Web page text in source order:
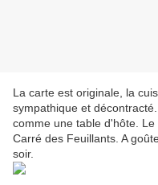
La carte est originale, la
sympathique et
comme une table d'hôte.
Carré des Feuillants. A
soir.